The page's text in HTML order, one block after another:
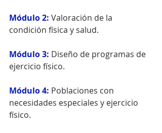
Módulo 2: Valoración de la
condición física y salud.
Módulo 3: Diseño de programas de
ejercicio físico.
Módulo 4: Poblaciones con
necesidades especiales y ejercicio
físico.